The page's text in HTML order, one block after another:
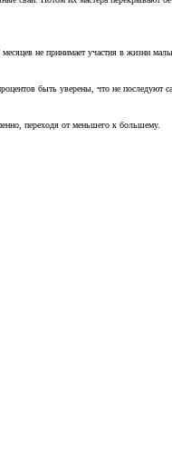
не принимает участия в жизни
быть уверены, что не последуют
переходя от меньшего к большему.